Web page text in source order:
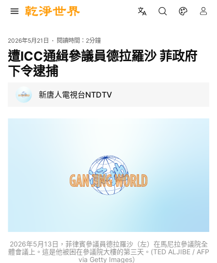
2026年5月21日 閱讀時間： 2分鐘
遭ICC通緝參議員德拉羅沙 菲政府
下令逮捕
新唐人電視台NTDTV
2026年5月13日，菲律賓參議員德拉羅沙（左）在馬尼拉參議院全
體會議上。這是他被困在參議院大樓的第三天。(TED ALJIBE / AFP
via Getty Images）